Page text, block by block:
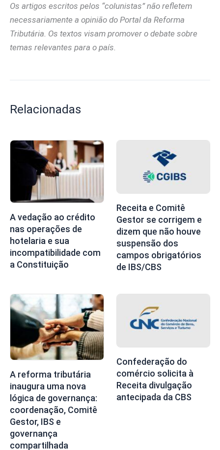
Os artigos escritos pelos “colunistas” não refletem
necessariamente a opinião do Portal da Reforma
Tributária. Os textos visam promover o debate sobre
temas relevantes para o país.
Relacionadas
A vedação ao crédito
nas operações de
hotelaria e sua
incompatibilidade com
a Constituição
Receita e Comitê
Gestor se corrigem e
dizem que não houve
suspensão dos
campos obrigatórios
de IBS/CBS
A reforma tributária
inaugura uma nova
lógica de governança:
coordenação, Comitê
Gestor, IBS e
governança
compartilhada
Confederação do
comércio solicita à
Receita divulgação
antecipada da CBS